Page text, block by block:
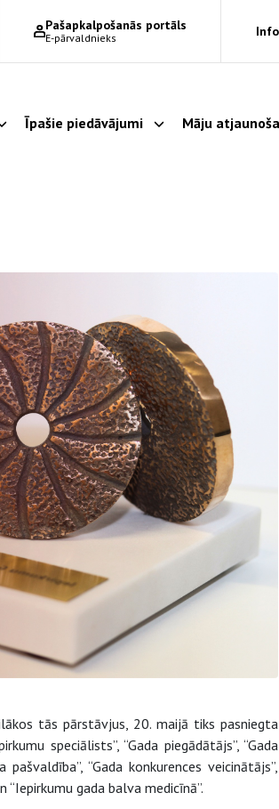
Pašapkalpošanās portāls
E-pārvaldnieks
Parādīt apakšizvēlni
Īpašie piedāvājumi Parādīt apakšizvēlni
Māju
tās pārstāvjus, 20. maijā tiks pasniegta
speciālists”, “Gada piegādātājs”, “Gada
“Gada konkurences veicinātājs”,
“Iepirkumu gada balva medicīnā”.